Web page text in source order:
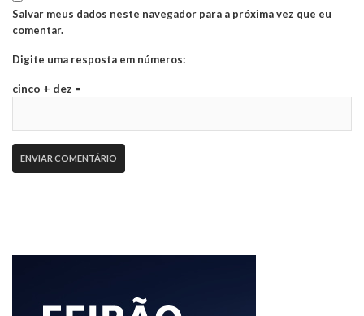
Salvar meus dados neste navegador para a próxima vez que eu
comentar.
Digite uma resposta em números:
cinco + dez =